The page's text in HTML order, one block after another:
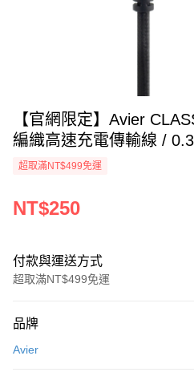
【官網限定】Avier
編織高速充電傳輸線 /
超取滿NT$499免運
NT$250
付款與運送方式
超取滿NT$499免運
信用卡一次付款
品牌
Avier